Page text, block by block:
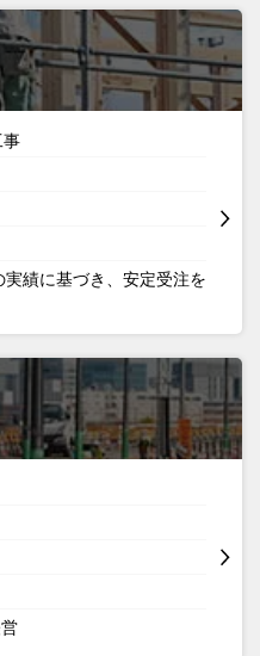
実績に基づき、安定受注を